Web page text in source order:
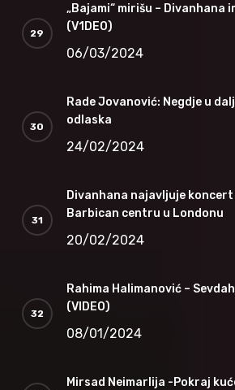
„Bajami“ mirišu – Divanhana
(V1DEO)
06/03/2024
Rade Jovanović: Negdje u
odlaska
24/02/2024
Divanhana najavljuje koncert
Barbican centru u Londonu
20/02/2024
Rahima Halimanović –
(VIDEO)
08/01/2024
Mirsad Neimarlija -Pokraj